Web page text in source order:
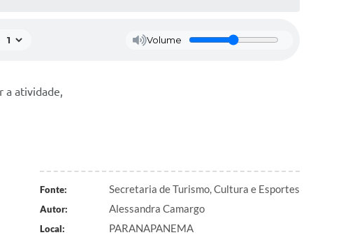
Volume
a atividade,
Fonte: Secretaria de Turismo, Cultura e Esportes
Autor: Alessandra Camargo
Local: PARANAPANEMA